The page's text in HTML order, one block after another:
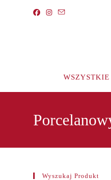
Wyszukaj Produkt